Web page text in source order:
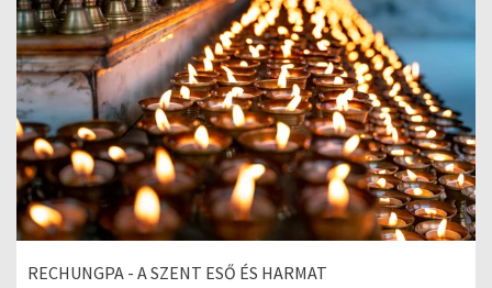
RECHUNGPA - A SZENT ESŐ ÉS HARMAT